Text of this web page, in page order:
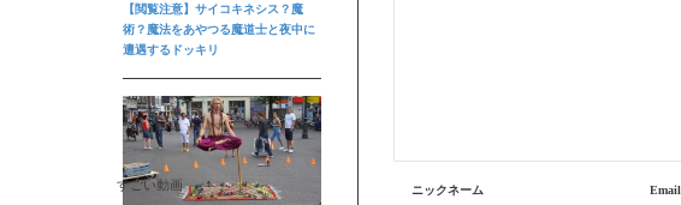
ニックネーム Email
【閲覧注意】サイコキネシス？魔
術？魔法をあやつる魔道士と夜中に
遭遇するドッキリ
すごい動画